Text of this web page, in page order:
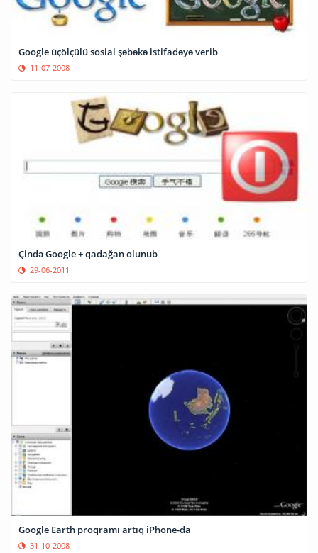
Google üçölçülü sosial şəbəkə istifadəyə verib
11-07-2008
Çində Google + qadağan olunub
29-06-2011
Google Earth proqramı artıq iPhone-da
31-10-2008